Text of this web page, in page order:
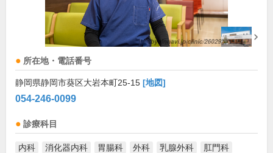
所在地・電話番号
静岡県静岡市葵区大岩本町25-15 [地図]
054-246-0099
診療科目
内科 消化器内科 胃腸科 外科 乳腺外科 肛門科